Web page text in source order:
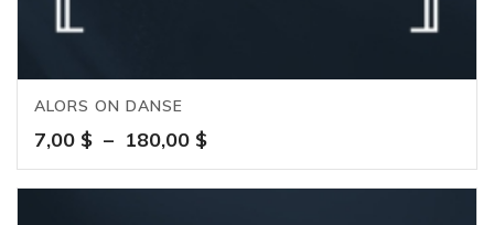
ALORS ON DANSE
7,00 $ – 180,00 $Plage
de
prix :